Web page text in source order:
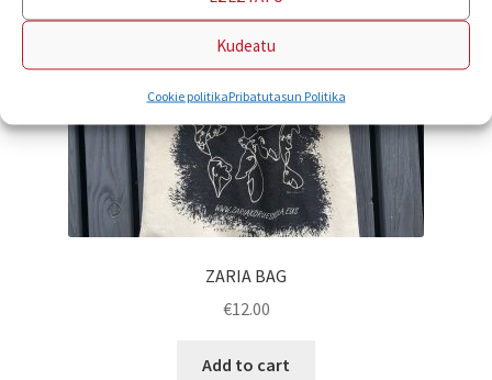
Kudeatu
Cookie politikaPribatutasun Politika
ZARIA BAG
€12.00
Add to cart